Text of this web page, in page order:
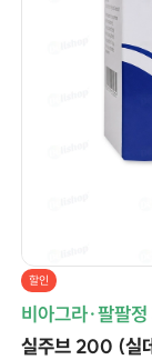
할인
비아그라·팔팔정
실주브 200 (